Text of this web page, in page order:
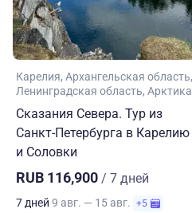
Карелия Архангельская область
Ленинградская область Арктика
Сказания Севера. Тур из
Санкт-Петербурга в Карелию
и Соловки
RUB 116,900 / 7 дней
7 дней 9 авг. — 15 авг. +5